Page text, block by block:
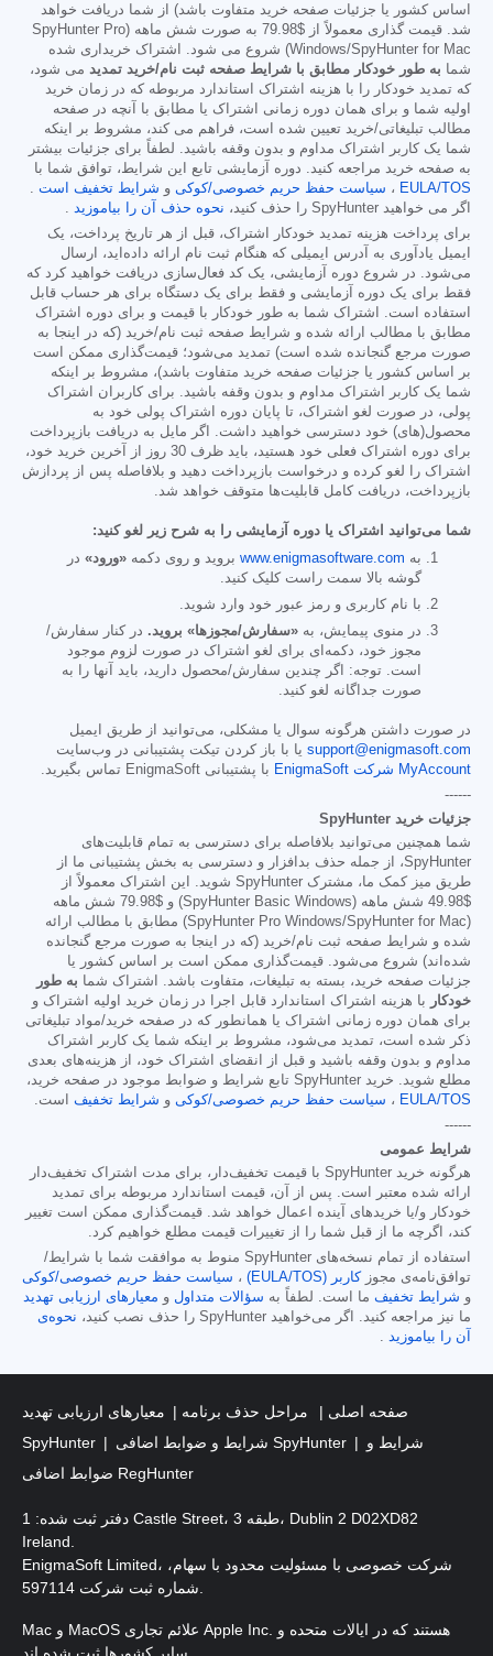
اساس کشور یا جزئیات صفحه خرید متفاوت باشد) از شما دریافت خواهد
شد. قیمت گذاری معمولاً از $79.98
به صورت شش ماهه (SpyHunter Pro
Windows/SpyHunter for Mac) شروع می شود. اشتراک خریداری شده
شما به طور خودکار مطابق با شرایط صفحه ثبت نام/خرید تمدید می شود،
که تمدید خودکار را با هزینه اشتراک استاندارد مربوطه که در زمان خرید
اولیه شما و برای همان دوره زمانی اشتراک یا مطابق با آنچه در صفحه
مطالب تبلیغاتی/خرید تعیین شده است، فراهم می کند، مشروط بر اینکه
شما یک کاربر اشتراک مداوم و بدون وقفه باشید. لطفاً برای جزئیات بیشتر
به صفحه خرید مراجعه کنید. دوره آزمایشی تابع این شرایط، توافق شما با
EULA/TOS ، سیاست حفظ حریم خصوصی/کوکی و شرایط تخفیف است .
اگر می خواهید SpyHunter را حذف کنید،
نحوه حذف آن را بیاموزید .
برای پرداخت هزینه تمدید خودکار اشتراک، قبل از هر تاریخ پرداخت، یک
ایمیل یادآوری به آدرس ایمیلی که هنگام ثبت نام ارائه داده‌اید، ارسال
می‌شود. در شروع دوره آزمایشی، یک کد فعال‌سازی دریافت خواهید کرد که
فقط برای یک دوره آزمایشی و فقط برای یک دستگاه برای هر حساب قابل
استفاده است. اشتراک شما به طور خودکار با قیمت و برای دوره اشتراک
مطابق با مطالب ارائه شده و شرایط صفحه ثبت نام/خرید (که در اینجا به
صورت مرجع گنجانده شده است) تمدید می‌شود؛ قیمت‌گذاری ممکن است
بر اساس کشور یا جزئیات صفحه خرید متفاوت باشد)، مشروط بر اینکه
شما یک کاربر اشتراک مداوم و بدون وقفه باشید. برای کاربران اشتراک
پولی، در صورت لغو اشتراک، تا پایان دوره اشتراک پولی خود به
محصول(های) خود دسترسی خواهید داشت. اگر مایل به دریافت بازپرداخت
برای دوره اشتراک فعلی خود هستید، باید ظرف 30 روز از آخرین خرید خود،
اشتراک را لغو کرده و درخواست بازپرداخت دهید و بلافاصله پس از پردازش
بازپرداخت، دریافت کامل قابلیت‌ها متوقف خواهد شد.
شما می‌توانید اشتراک یا دوره آزمایشی را به شرح زیر لغو کنید:
به www.enigmasoftware.com بروید و روی دکمه «ورود» در
گوشه بالا سمت راست کلیک کنید.
با نام کاربری و رمز عبور خود وارد شوید.
در منوی پیمایش، به «سفارش/مجوزها» بروید. در کنار سفارش/
مجوز خود، دکمه‌ای برای لغو اشتراک در صورت لزوم موجود
است. توجه: اگر چندین سفارش/محصول دارید، باید آنها را به
صورت جداگانه لغو کنید.
در صورت داشتن هرگونه سوال یا مشکلی، می‌توانید از طریق ایمیل
support@enigmasoft.com یا با باز کردن تیکت پشتیبانی در وب‌سایت
MyAccount شرکت EnigmaSoft
با پشتیبانی EnigmaSoft تماس بگیرید.
------
جزئیات خرید SpyHunter
شما همچنین می‌توانید بلافاصله برای دسترسی به تمام قابلیت‌های
SpyHunter، از جمله حذف بدافزار و دسترسی به بخش پشتیبانی ما از
طریق میز کمک ما، مشترک SpyHunter شوید. این اشتراک معمولاً از
$49.98
شش ماهه (SpyHunter Basic Windows) و $79.98
شش ماهه
(SpyHunter Pro Windows/SpyHunter for Mac) مطابق با مطالب ارائه
شده و شرایط صفحه ثبت نام/خرید (که در اینجا به صورت مرجع گنجانده
شده‌اند) شروع می‌شود. قیمت‌گذاری ممکن است بر اساس کشور یا
جزئیات صفحه خرید، بسته به تبلیغات، متفاوت باشد. اشتراک شما به طور
خودکار
با هزینه اشتراک استاندارد قابل اجرا در زمان خرید اولیه اشتراک و
برای همان دوره زمانی اشتراک یا همانطور که در صفحه خرید/مواد تبلیغاتی
ذکر شده است، تمدید می‌شود، مشروط بر اینکه شما یک کاربر اشتراک
مداوم و بدون وقفه باشید و قبل از انقضای اشتراک خود، از هزینه‌های بعدی
مطلع شوید. خرید SpyHunter تابع شرایط و ضوابط موجود در صفحه خرید،
EULA/TOS ، سیاست حفظ حریم خصوصی/کوکی و شرایط تخفیف است.
------
شرایط عمومی
هرگونه خرید SpyHunter با قیمت تخفیف‌دار، برای مدت اشتراک تخفیف‌دار
ارائه شده معتبر است. پس از آن، قیمت استاندارد مربوطه برای تمدید
خودکار و/یا خریدهای آینده اعمال خواهد شد. قیمت‌گذاری ممکن است تغییر
کند، اگرچه ما از قبل شما را از تغییرات قیمت مطلع خواهیم کرد.
استفاده از تمام نسخه‌های SpyHunter منوط به موافقت شما با شرایط/
توافق‌نامه‌ی مجوز کاربر (EULA/TOS) ، سیاست حفظ حریم خصوصی/کوکی
و شرایط تخفیف ما است. لطفاً به سؤالات متداول و معیارهای ارزیابی تهدید
ما نیز مراجعه کنید. اگر می‌خواهید SpyHunter را حذف نصب کنید،
نحوه‌ی
آن را بیاموزید .
صفحه اصلی مراحل حذف برنامه
معیارهای ارزیابی تهدید
SpyHunter
شرایط و ضوابط اضافی SpyHunter
شرایط و
ضوابط اضافی RegHunter
دفتر ثبت شده: 1 Castle Street، طبقه 3، Dublin 2 D02XD82
Ireland.
EnigmaSoft Limited، شرکت خصوصی با مسئولیت محدود با سهام،
Mac و MacOS علائم تجاری Apple Inc. هستند که در ایالات متحده و